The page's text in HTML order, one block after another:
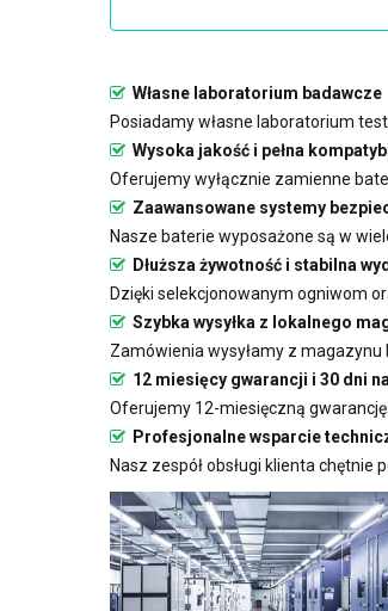
Własne laboratorium badawcze
Posiadamy własne laboratorium
Wysoka jakość i pełna
Oferujemy wyłącznie zamienne
Zaawansowane systemy
Nasze baterie wyposażone są w
Dłuższa żywotność i stabilna
Dzięki selekcjonowanym ogniwom
Szybka wysyłka z lokalnego
Zamówienia wysyłamy z
12 miesięcy gwarancji i 30 dni
Oferujemy 12-miesięczną
Profesjonalne wsparcie
Nasz zespół obsługi klienta